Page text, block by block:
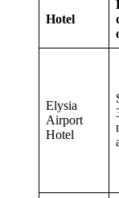
Hotel
Elysia
Airport
Hotel